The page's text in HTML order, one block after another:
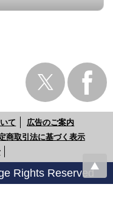
て
広告のご案内
商取引法に基づく表示
Rights Reserved